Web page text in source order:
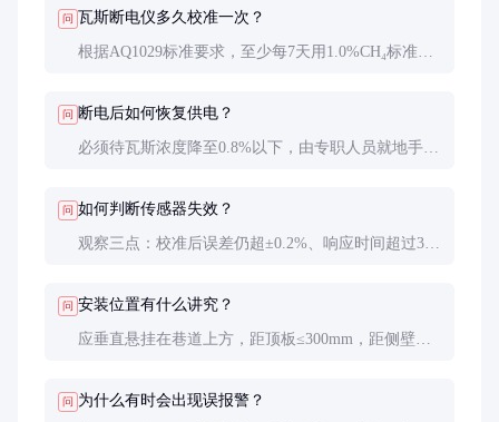
问 瓦斯断电仪多久校准一次？
根据AQ1029标准要求，至少每7天用1.0%CH₄标准气
问 断电后如何恢复供电？
必须待瓦斯浓度降至0.8%以下，由专职人员就地手动
问 如何判断传感器失效？
观察三点：校准后误差仍超±0.2%、响应时间超过30
问 安装位置有什么讲究？
应垂直悬挂在巷道上方，距顶板≤300mm，距侧壁
问 为什么有时会出现误报警？